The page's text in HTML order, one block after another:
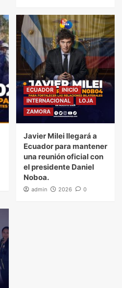
ECUADOR
INICIO
INTERNACIONAL
LOJA
ZAMORA
Javier Milei llegará a
Ecuador para mantener
una reunión oficial con
el presidente Daniel
Noboa.
admin 2026 0